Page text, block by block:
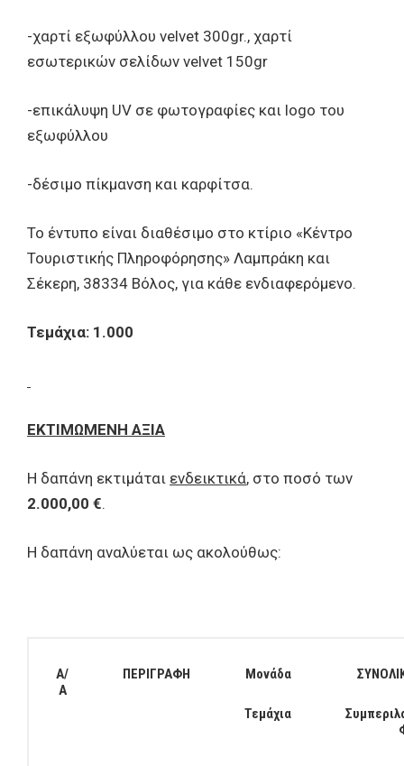
-χαρτί εξωφύλλου velvet 300gr., χαρτί
εσωτερικών σελίδων velvet 150gr
-επικάλυψη UV σε φωτογραφίες και logo του
εξωφύλλου
-δέσιμο πίκμανση και καρφίτσα.
Το έντυπο είναι διαθέσιμο στο κτίριο «Κέντρο
Τουριστικής Πληροφόρησης» Λαμπράκη και
Σέκερη, 38334 Βόλος, για κάθε ενδιαφερόμενο.
Τεμάχια: 1.000
ΕΚΤΙΜΩΜΕΝΗ ΑΞΙΑ
Η δαπάνη εκτιμάται ενδεικτικά, στο ποσό των
2.000,00 €.
Η δαπάνη αναλύεται ως ακολούθως:
Α/
Α
ΠΕΡΙΓΡΑΦΗ Μονάδα
Τεμάχια